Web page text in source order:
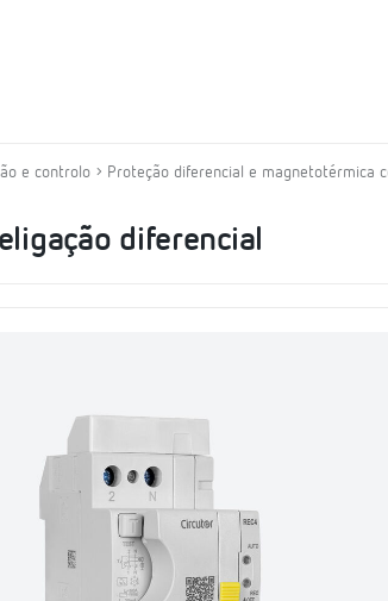
e controlo Proteção diferencial e magnetotérmica
diferencial